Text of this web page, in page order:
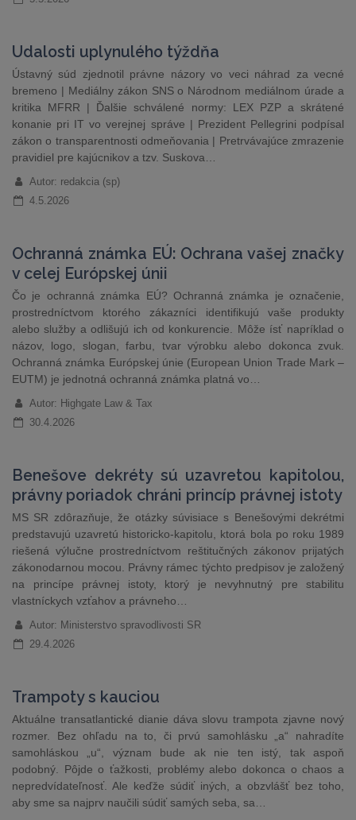
Udalosti uplynulého týždňa
Ústavný súd zjednotil právne názory vo veci náhrad za vecné
bremeno | Mediálny zákon SNS o Národnom mediálnom úrade a
kritika MFRR | Ďalšie schválené normy: LEX PZP a skrátené
konanie pri IT vo verejnej správe | Prezident Pellegrini podpísal
zákon o transparentnosti odmeňovania | Pretrvávajúce zmrazenie
pravidiel pre kajúcnikov a tzv. Suskova…
Autor: redakcia (sp)
4.5.2026
Ochranná známka EÚ: Ochrana vašej značky
v celej Európskej únii
Čo je ochranná známka EÚ? Ochranná známka je označenie,
prostredníctvom ktorého zákazníci identifikujú vaše produkty
alebo služby a odlišujú ich od konkurencie. Môže ísť napríklad o
názov, logo, slogan, farbu, tvar výrobku alebo dokonca zvuk.
Ochranná známka Európskej únie (European Union Trade Mark –
EUTM) je jednotná ochranná známka platná vo…
Autor: Highgate Law & Tax
30.4.2026
Benešove dekréty sú uzavretou kapitolou,
právny poriadok chráni princíp právnej istoty
MS SR zdôrazňuje, že otázky súvisiace s Benešovými dekrétmi
predstavujú uzavretú historicko-kapitolu, ktorá bola po roku 1989
riešená výlučne prostredníctvom reštitučných zákonov prijatých
zákonodarnou mocou. Právny rámec týchto predpisov je založený
na princípe právnej istoty, ktorý je nevyhnutný pre stabilitu
vlastníckych vzťahov a právneho…
Autor: Ministerstvo spravodlivosti SR
29.4.2026
Trampoty s kauciou
Aktuálne transatlantické dianie dáva slovu trampota zjavne nový
rozmer. Bez ohľadu na to, či prvú samohlásku „a“ nahradíte
samohláskou „u“, význam bude ak nie ten istý, tak aspoň
podobný. Pôjde o ťažkosti, problémy alebo dokonca o chaos a
nepredvídateľnosť. Ale keďže súdiť iných, a obzvlášť bez toho,
aby sme sa najprv naučili súdiť samých seba, sa…